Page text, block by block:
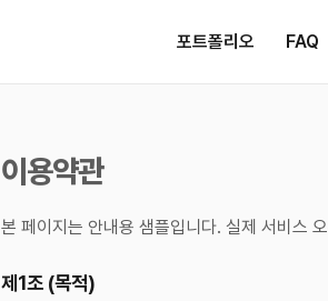
포트폴리오 FAQ
이용약관
본 페이지는 안내용 샘플입니다. 실제 서비스
제1조 (목적)